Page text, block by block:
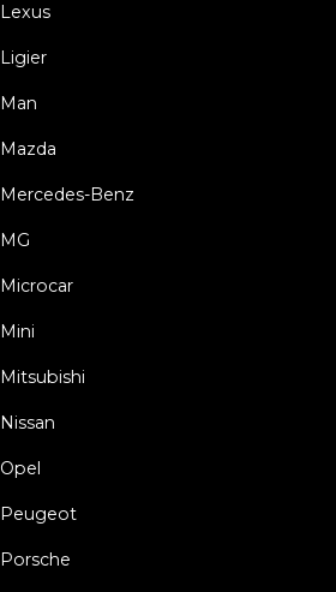
Lexus
Ligier
Man
Mazda
Mercedes-Benz
MG
Microcar
Mini
Mitsubishi
Nissan
Opel
Peugeot
Porsche